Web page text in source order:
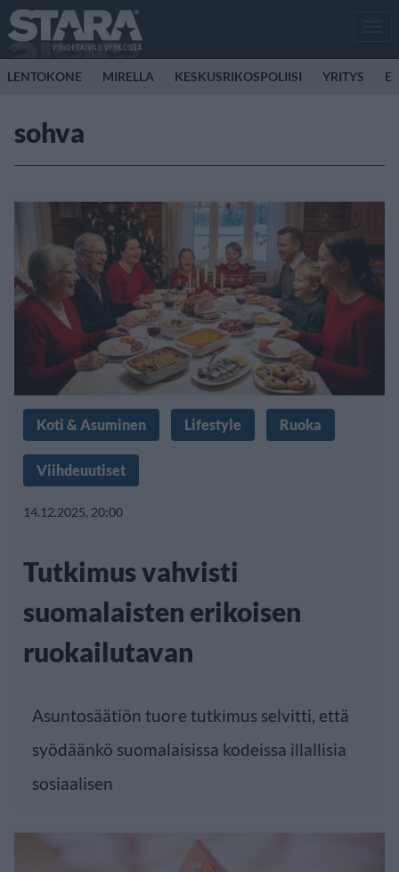
LENTOKONE MIRELLA KESKUSRIKOSPOLIISI YRITYS
sohva
Koti & Asuminen Lifestyle Ruoka
Viihdeuutiset
14.12.2025, 20:00
Tutkimus vahvisti
suomalaisten erikoisen
ruokailutavan
Asuntosäätiön tuore tutkimus selvitti, että
syödäänkö suomalaisissa kodeissa illallisia
sosiaalisen